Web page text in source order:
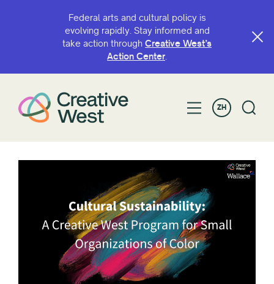
Federal arts and cultural policy is
evolving rapidly. Stay informed and
take action through Creative West’s
Action Center.
ZH